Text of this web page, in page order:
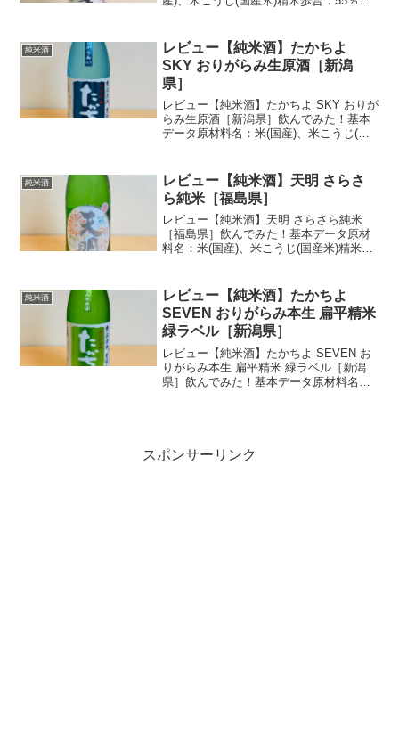
造購入価格：2,993円(税込/1800ml...
純米酒
レビュー【純米酒】たかちよ
SKY おりがらみ生原酒［新潟
県］
レビュー【純米酒】たかちよ SKY おりが
らみ生原酒［新潟県］飲んでみた！基本
データ原材料名：米(国産)、米こうじ(国
感想・味わい評価初夏(5月ごろ...
純米酒
レビュー【純米酒】天明 さらさ
ら純米［福島県］
レビュー【純米酒】天明 さらさら純米
［福島県］飲んでみた！基本データ原材
料名：米(国産)、米こうじ(国産米)精米歩
造購入価格：2,828円(税込/180...
純米酒
レビュー【純米酒】たかちよ
SEVEN おりがらみ本生 扁平精米
緑ラベル［新潟県］
レビュー【純米酒】たかちよ SEVEN お
りがらみ本生 扁平精米 緑ラベル［新潟
県］飲んでみた！基本データ原材料名：
スポンサーリンク